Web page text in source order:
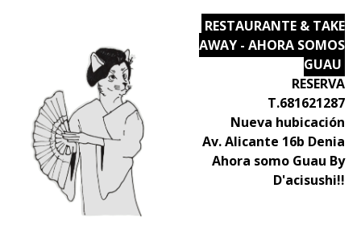
RESTAURANTE & TAKE
AWAY - AHORA SOMOS
GUAU
RESERVA
T.681621287
Nueva hubicación
Av. Alicante 16b Denia
Ahora somo Guau By
D'acisushi!!